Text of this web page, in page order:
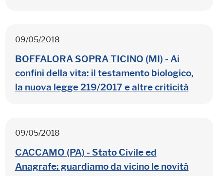
09/05/2018
BOFFALORA SOPRA TICINO (MI) - Ai
confini della vita: il testamento biologico,
la nuova legge 219/2017 e altre criticità
09/05/2018
CACCAMO (PA) - Stato Civile ed
Anagrafe: guardiamo da vicino le novità